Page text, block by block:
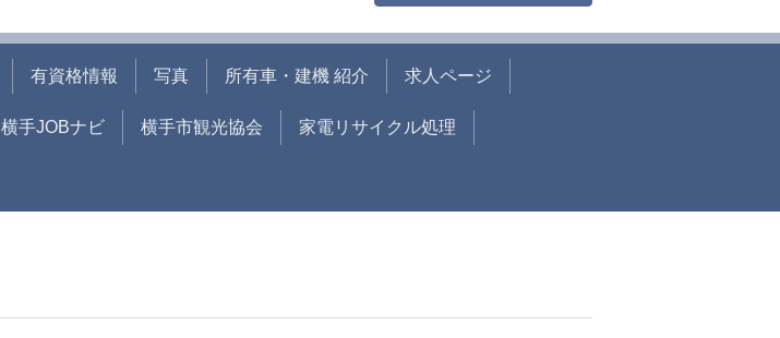
有資格情報 写真 所有車・建機 紹介 求人ページ
横手JOBナビ 横手市観光協会 家電リサイクル処理